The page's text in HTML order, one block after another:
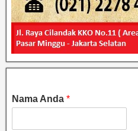
Nama Anda *